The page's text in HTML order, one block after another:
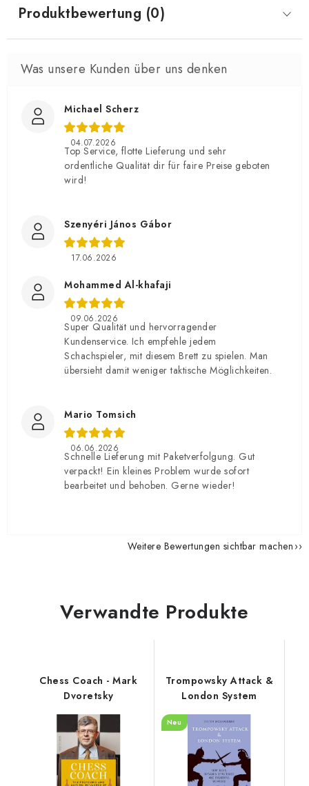
Produktbewertung (0)
Michael Scherz
04.07.2026
Top Service, flotte Lieferung und sehr
ordentliche Qualität dir für faire Preise geboten
wird!
Szenyéri János Gábor
17.06.2026
Mohammed Al-khafaji
09.06.2026
Super Qualität und hervorragender
Kundenservice. Ich empfehle jedem
Schachspieler, mit diesem Brett zu spielen. Man
übersieht damit weniger taktische Möglichkeiten.
Mario Tomsich
06.06.2026
Schnelle Lieferung mit Paketverfolgung. Gut
verpackt! Ein kleines Problem wurde sofort
bearbeitet und behoben. Gerne wieder!
Weitere Bewertungen sichtbar machen
Verwandte Produkte
Chess Coach - Mark
Dvoretsky
Trompowsky Attack &
London System
Neu